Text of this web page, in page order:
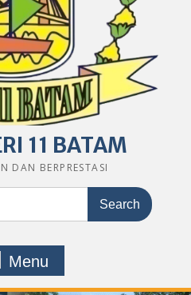
11 BATAM
DAN BERPRESTASI
Menu